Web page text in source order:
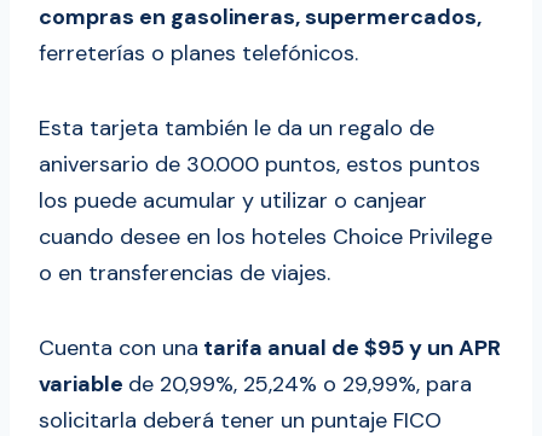
compras en gasolineras, supermercados,
ferreterías o planes telefónicos.
Esta tarjeta también le da un regalo de
aniversario de 30.000 puntos, estos puntos
los puede acumular y utilizar o canjear
cuando desee en los hoteles Choice Privilege
o en transferencias de viajes.
Cuenta con una tarifa anual de $95 y un APR
variable de 20,99%, 25,24% o 29,99%, para
solicitarla deberá tener un puntaje FICO